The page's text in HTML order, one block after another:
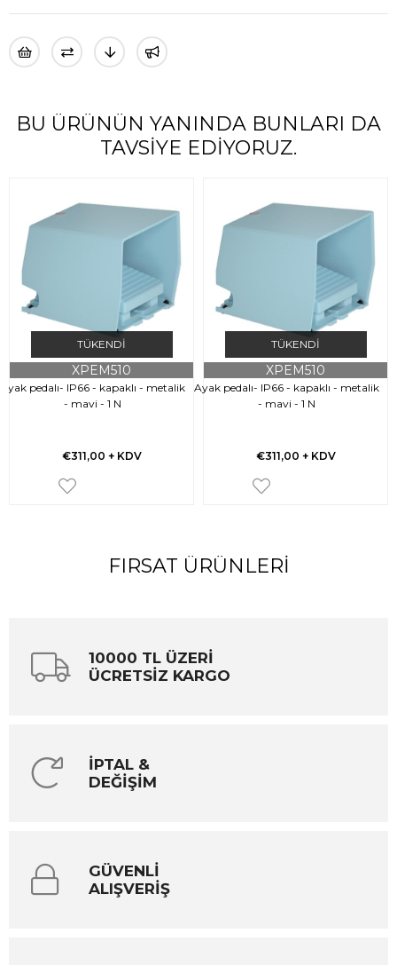
BU ÜRÜNÜN YANINDA BUNLARI DA
TAVSIYE EDIYORUZ.
TÜKENDI
Ayak pedalı- IP66 - kapaklı - metalik
- mavi - 1 N
XPEM510
€311,00 + KDV
TÜKENDI
Ayak pedalı- IP66 - kapaklı - metalik
- mavi - 1 N
XPEM510
€311,00 + KDV
FIRSAT ÜRÜNLERI
10000 TL ÜZERİ
ÜCRETSİZ KARGO
İPTAL &
DEĞİŞİM
GÜVENLİ
ALIŞVERİŞ